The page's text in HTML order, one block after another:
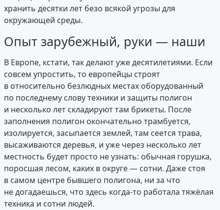
хранить десятки лет безо всякой угрозы для
окружающей среды.
Опыт зарубежный, руки — наши
В Европе, кстати, так делают уже десятилетиями. Если
совсем упростить, то европейцы строят
в относительно безлюдных местах оборудованный
по последнему слову техники и защиты полигон
и несколько лет складируют там брикеты. После
заполнения полигон окончательно трамбуется,
изолируется, засыпается землей, там сеется трава,
высаживаются деревья, и уже через несколько лет
местность будет просто не узнать: обычная горушка,
поросшая лесом, каких в округе — сотни. Даже стоя
в самом центре бывшего полигона, ни за что
не догадаешься, что здесь когда-то работала тяжёлая
техника и сотни людей.